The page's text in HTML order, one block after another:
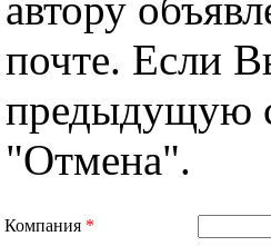
почте. Если
предыдущую
"Отмена".
Компания *